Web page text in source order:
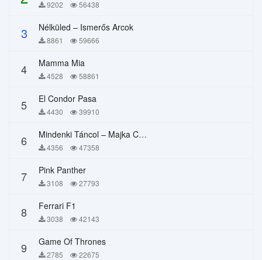
9202 56438
3 Nélküled – Ismerős Arcok
8861 59666
4 Mamma Mia
4528 58861
5 El Condor Pasa
4430 39910
6 Mindenki Táncol – Majka Curtis, Péter Majoros
4356 47358
7 Pink Panther
3108 27793
8 Ferrari F1
3038 42143
9 Game Of Thrones
2785 22675